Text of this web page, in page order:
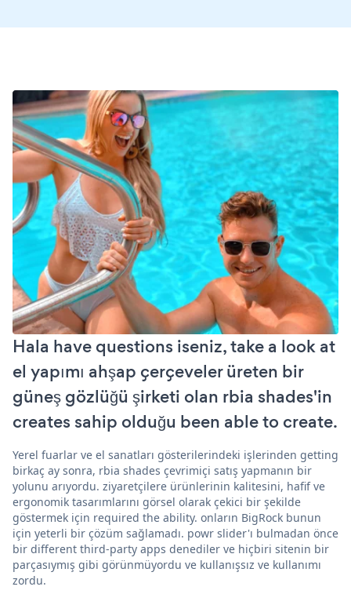
Hala have questions iseniz, take a look at
el yapımı ahşap çerçeveler üreten bir
güneş gözlüğü şirketi olan rbia shades'in
creates sahip olduğu been able to create.
Yerel fuarlar ve el sanatları gösterilerindeki işlerinden getting
birkaç ay sonra, rbia shades çevrimiçi satış yapmanın bir
yolunu arıyordu. ziyaretçilere ürünlerinin kalitesini, hafif ve
ergonomik tasarımlarını görsel olarak çekici bir şekilde
göstermek için required the ability. onların BigRock bunun
için yeterli bir çözüm sağlamadı. powr slider'ı bulmadan önce
bir different third-party apps denediler ve hiçbiri sitenin bir
parçasıymış gibi görünmüyordu ve kullanışsız ve kullanımı
zordu.